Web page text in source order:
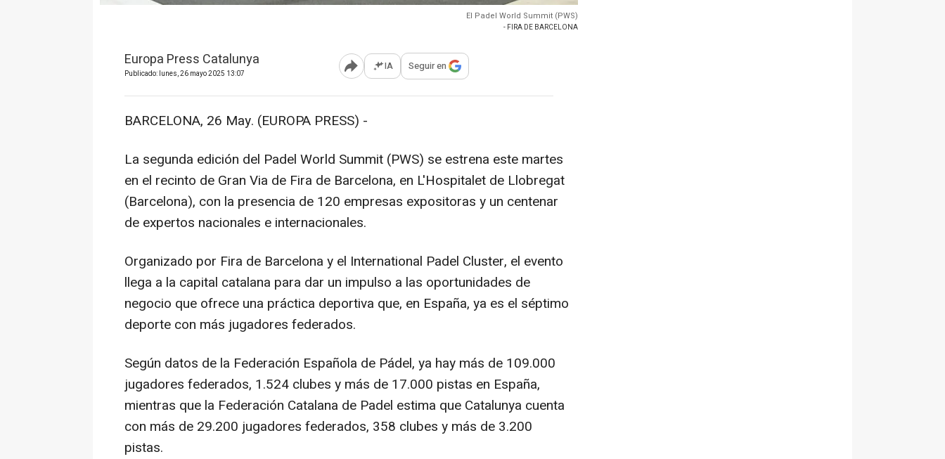
El Padel World Summit (PWS)
- FIRA DE BARCELONA
Europa Press Catalunya
Publicado: lunes, 26 mayo 2025 13:07 Abrir opciones para compartir
IA Seguir en
BARCELONA, 26 May. (EUROPA PRESS) -
La segunda edición del Padel World Summit (PWS) se estrena este martes
en el recinto de Gran Via de Fira de Barcelona, en L'Hospitalet de Llobregat
(Barcelona), con la presencia de 120 empresas expositoras y un centenar
de expertos nacionales e internacionales.
Organizado por Fira de Barcelona y el International Padel Cluster, el evento
llega a la capital catalana para dar un impulso a las oportunidades de
negocio que ofrece una práctica deportiva que, en España, ya es el séptimo
deporte con más jugadores federados.
Según datos de la Federación Española de Pádel, ya hay más de 109.000
jugadores federados, 1.524 clubes y más de 17.000 pistas en España,
mientras que la Federación Catalana de Padel estima que Catalunya cuenta
con más de 29.200 jugadores federados, 358 clubes y más de 3.200
pistas.